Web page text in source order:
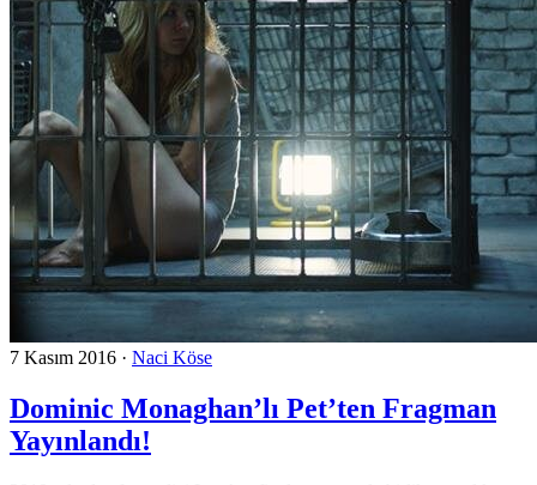
7 Kasım 2016 · Naci Köse
Dominic Monaghan’lı Pet’ten Fragman
Yayınlandı!